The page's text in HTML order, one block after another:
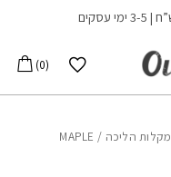
הרשימה שלי
0
מקלות הליכה / MAPLE